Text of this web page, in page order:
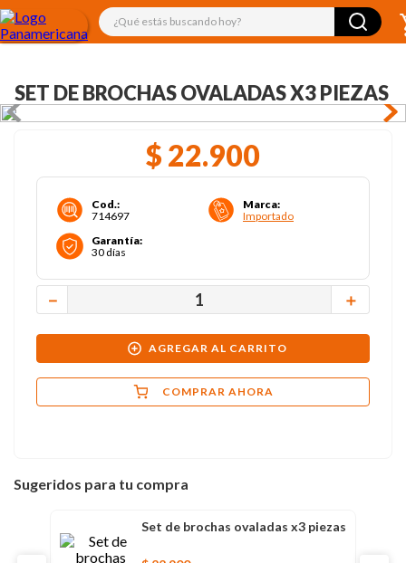
¿Qué estás buscando hoy?
SET DE BROCHAS OVALADAS X3 PIEZAS
$ 22.900
Cod.:
714697
Marca:
Importado
Garantía:
30 días
＋
－
AGREGAR AL CARRITO
COMPRAR AHORA
Sugeridos para tu compra
Set de brochas ovaladas x3 piezas